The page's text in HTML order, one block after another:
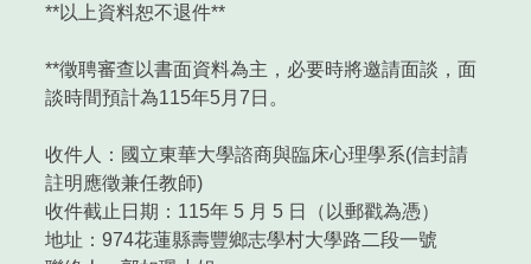
**以上資料恕不退件**
**徵聘審查以書面資料為主，必要時將邀請面談，面
談時間預計為115年5月7日。
收件人：國立東華大學諮商與臨床心理學系(信封請
註明應徵兼任教師)
收件截止日期：115年 5 月 5 日（以郵戳為憑）
地址：974花蓮縣壽豐鄉志學村大學路二段一號